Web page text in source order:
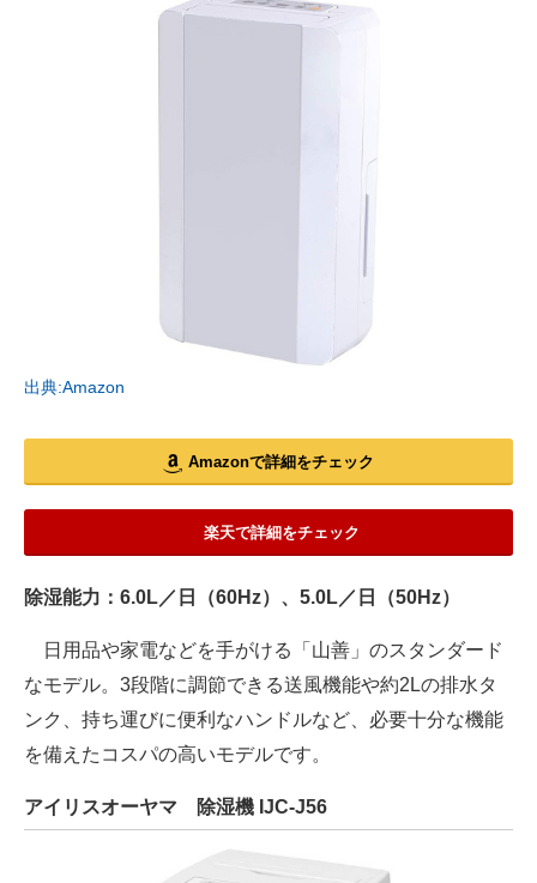
出典:Amazon
Amazonで詳細をチェック
楽天で詳細をチェック
除湿能力：6.0L／日（60Hz）、5.0L／日（50Hz）
日用品や家電などを手がける「山善」のスタンダード
なモデル。3段階に調節できる送風機能や約2Lの排水タ
ンク、持ち運びに便利なハンドルなど、必要十分な機能
を備えたコスパの高いモデルです。
アイリスオーヤマ 除湿機 IJC-J56